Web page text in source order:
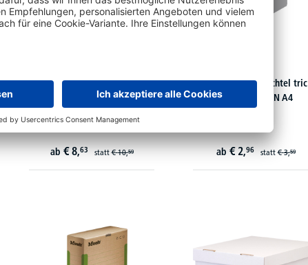
Bankers Box Archivbox System
00810-FFEU grau/weiß
ab€ 8,63 statt€ 10,59
ELBA Archivschachtel tric
100333274 DIN A4
ab€ 2,96 statt€ 3,59